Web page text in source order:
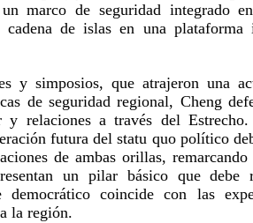
marco de seguridad integrado
de islas en una
y simposios, que atrajeron una
de seguridad regional, Cheng
relaciones a través del
futura del statu quo político
de ambas orillas,
un pilar básico que debe
democrático coincide con las
la región.